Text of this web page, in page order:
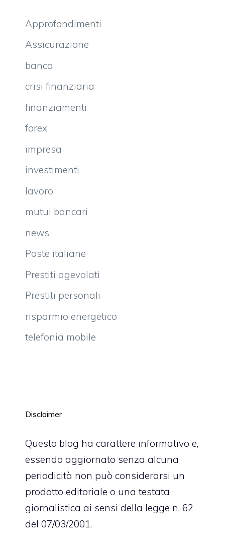
Approfondimenti
Assicurazione
banca
crisi finanziaria
finanziamenti
forex
impresa
investimenti
lavoro
mutui bancari
news
Poste italiane
Prestiti agevolati
Prestiti personali
risparmio energetico
telefonia mobile
Disclaimer
Questo blog ha carattere informativo e,
essendo aggiornato senza alcuna
periodicità non può considerarsi un
prodotto editoriale o una testata
giornalistica ai sensi della legge n. 62
del 07/03/2001.